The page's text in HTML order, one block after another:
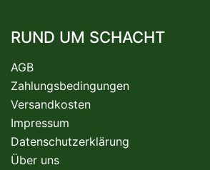
RUND UM SCHACHT
AGB
Zahlungsbedingungen
Versandkosten
Impressum
Datenschutzerklärung
Über uns